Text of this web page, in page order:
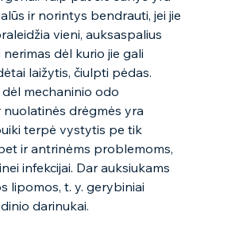
ir norintys bendrauti, jei jie
vieni, auksaspalius
dėl kurio jie gali
laižytis, čiulpti pėdas.
mechaninio odo
nuolatinės drėgmės yra
terpė vystytis pe tik
ir antrinėms problemoms,
infekcijai. Dar auksiukams
lipomos, t. y. gerybiniai
darinukai.